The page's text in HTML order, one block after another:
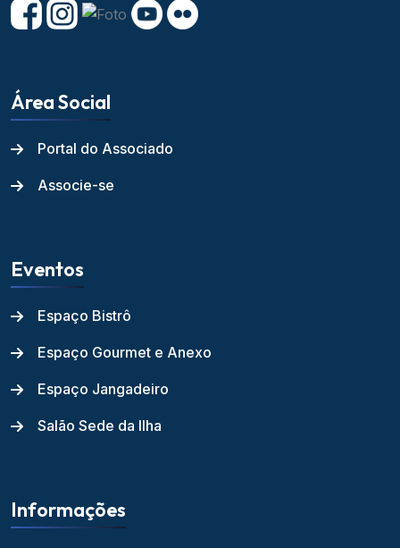
Área Social
Portal do Associado
Associe-se
Eventos
Espaço Bistrô
Espaço Gourmet e Anexo
Espaço Jangadeiro
Salão Sede da Ilha
Informações